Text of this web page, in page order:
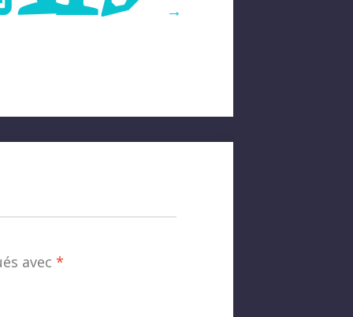
→
avec *